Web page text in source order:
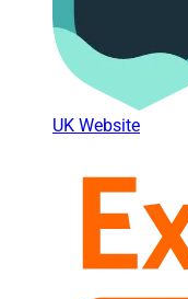
UK Website